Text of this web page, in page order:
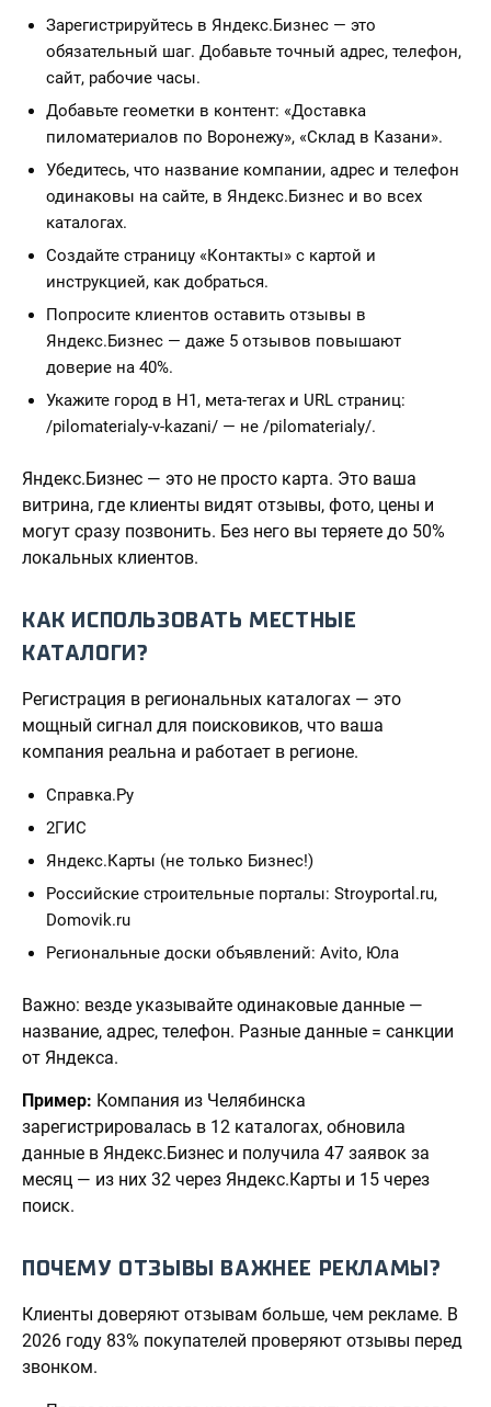
Зарегистрируйтесь в Яндекс.Бизнес — это
обязательный шаг. Добавьте точный адрес, телефон,
сайт, рабочие часы.
Добавьте геометки в контент: «Доставка
пиломатериалов по Воронежу», «Склад в Казани».
Убедитесь, что название компании, адрес и телефон
одинаковы на сайте, в Яндекс.Бизнес и во всех
каталогах.
Создайте страницу «Контакты» с картой и
инструкцией, как добраться.
Попросите клиентов оставить отзывы в
Яндекс.Бизнес — даже 5 отзывов повышают
доверие на 40%.
Укажите город в H1, мета-тегах и URL страниц:
/pilomaterialy-v-kazani/ — не /pilomaterialy/.
Яндекс.Бизнес — это не просто карта. Это ваша
витрина, где клиенты видят отзывы, фото, цены и
могут сразу позвонить. Без него вы теряете до 50%
локальных клиентов.
КАК ИСПОЛЬЗОВАТЬ МЕСТНЫЕ
КАТАЛОГИ?
Регистрация в региональных каталогах — это
мощный сигнал для поисковиков, что ваша
компания реальна и работает в регионе.
Справка.Ру
2ГИС
Яндекс.Карты (не только Бизнес!)
Российские строительные порталы: Stroyportal.ru,
Domovik.ru
Региональные доски объявлений: Avito, Юла
Важно: везде указывайте одинаковые данные —
название, адрес, телефон. Разные данные = санкции
от Яндекса.
Пример: Компания из Челябинска
зарегистрировалась в 12 каталогах, обновила
данные в Яндекс.Бизнес и получила 47 заявок за
месяц — из них 32 через Яндекс.Карты и 15 через
поиск.
ПОЧЕМУ ОТЗЫВЫ ВАЖНЕЕ РЕКЛАМЫ?
Клиенты доверяют отзывам больше, чем рекламе. В
2026 году 83% покупателей проверяют отзывы перед
звонком.